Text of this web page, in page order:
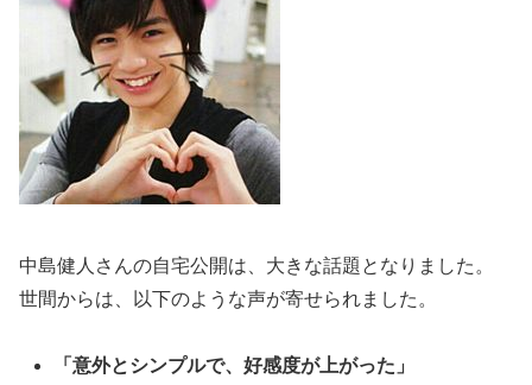
中島健人さんの自宅公開は、大きな話題となりました。
世間からは、以下のような声が寄せられました。
「意外とシンプルで、好感度が上がった」